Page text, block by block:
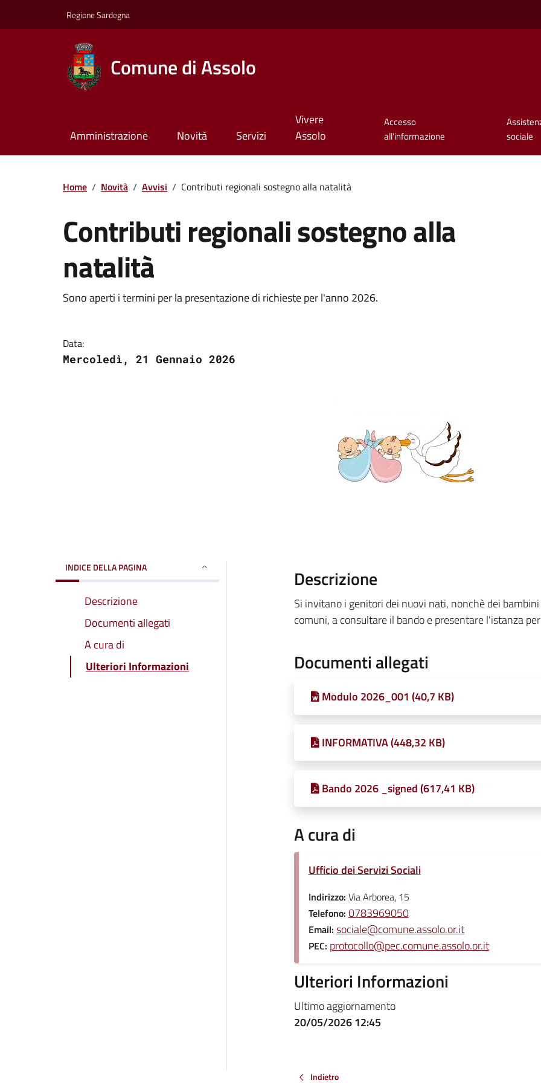
Regione Sardegna
Comune di Assolo
Amministrazione Novità Servizi
Vivere
Assolo
Accesso
all'informazione
sociale
Home / Novità / Avvisi / Contributi regionali sostegno alla natalità
Contributi regionali sostegno alla
natalità
Sono aperti i termini per la presentazione di richieste per l'anno 2026.
Data:
Mercoledì, 21 Gennaio 2026
INDICE DELLA PAGINA
Descrizione
Documenti allegati
A cura di
Ulteriori Informazioni
Descrizione
Si invitano i genitori dei nuovi nati, nonchè dei
comuni, a consultare il bando e presentare l'istanza
Documenti allegati
Modulo 2026_001 (40,7 KB)
INFORMATIVA (448,32 KB)
Bando 2026 _signed (617,41 KB)
A cura di
Ufficio dei Servizi Sociali
Indirizzo: Via Arborea, 15
Telefono: 0783969050
Email: sociale@comune.assolo.or.it
PEC: protocollo@pec.comune.assolo.or.it
Ulteriori Informazioni
Ultimo aggiornamento
20/05/2026 12:45
Indietro